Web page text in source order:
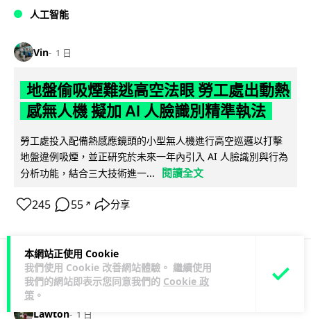
本網站正使用 Cookie
我們使用 Cookie 改善網站體驗。 繼續使用
我們的網站即表示您同意我們的 Cookie 政
策 。
人工智能
Vin 1 日
地盤偷吸煙難逃高空法眼 勞工處出動熱
感無人機 擬加 AI 人臉識別精準執法
勞工處投入配備熱感應鏡頭的小型無人機進行高空巡邏以打擊
地盤違例吸煙，並正研究於未來一年內引入 AI 人臉識別與行為
分析功能，結合三大技術進一...
閱讀全文
245 55 ↗ 分享
人工智能
Lawton 1 日